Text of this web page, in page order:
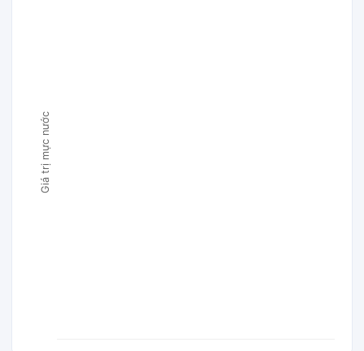
Giá trị mực nước